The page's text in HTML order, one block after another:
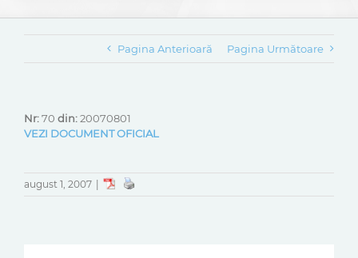
Pagina Anterioară Pagina Următoare
Nr:70 din:20070801
VEZI DOCUMENT OFICIAL
august 1, 2007